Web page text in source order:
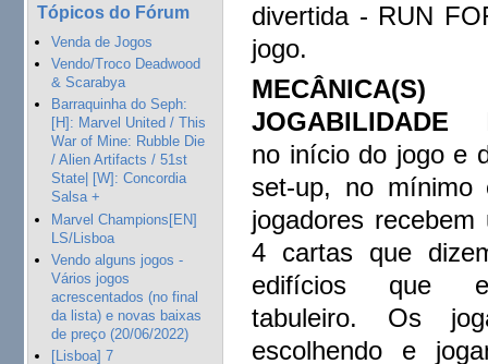
Tópicos do Fórum
Venda de Jogos
Vendo/Troco Deadwood
& Scarabya
Barraquinha do Seph:
[H]: Marvel United / This
War of Mine: Rubble Die
/ Alien Artifacts / 51st
State| [W]: Concordia
Salsa +
Marvel Champions[EN]
LS/Lisboa
Vendo alguns jogos -
Vários jogos
acrescentados (no final
da lista) e novas baixas
de preço (20/06/2022)
[Lisboa] 7
divertida - RUN
jogo.
JOGABILIDADE
no início do jogo e
set-up, no mínimo
jogadores
4 cartas que
edifícios que
tabuleiro. Os
escolhendo e